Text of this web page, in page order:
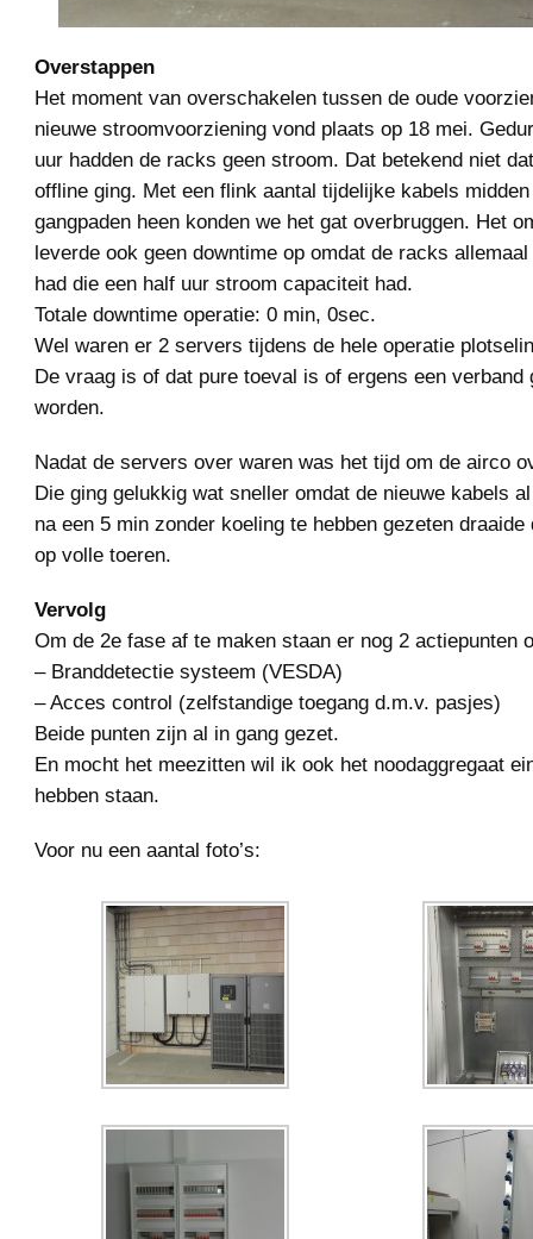
Overstappen
Het moment van overschakelen tussen de oude
nieuwe stroomvoorziening vond plaats op 18 mei.
uur hadden de racks geen stroom. Dat betekend niet
offline ging. Met een flink aantal tijdelijke kabels
gangpaden heen konden we het gat overbruggen. Het
leverde ook geen downtime op omdat de racks
had die een half uur stroom capaciteit had.
Totale downtime operatie: 0 min, 0sec.
Wel waren er 2 servers tijdens de hele operatie
De vraag is of dat pure toeval is of ergens een verband
worden.
Nadat de servers over waren was het tijd om de airco
Die ging gelukkig wat sneller omdat de nieuwe kabels
na een 5 min zonder koeling te hebben gezeten draaide
op volle toeren.
Vervolg
Om de 2e fase af te maken staan er nog 2 actiepunten
– Branddetectie systeem (VESDA)
– Acces control (zelfstandige toegang d.m.v. pasjes)
Beide punten zijn al in gang gezet.
En mocht het meezitten wil ik ook het noodaggregaat
hebben staan.
Voor nu een aantal foto’s: